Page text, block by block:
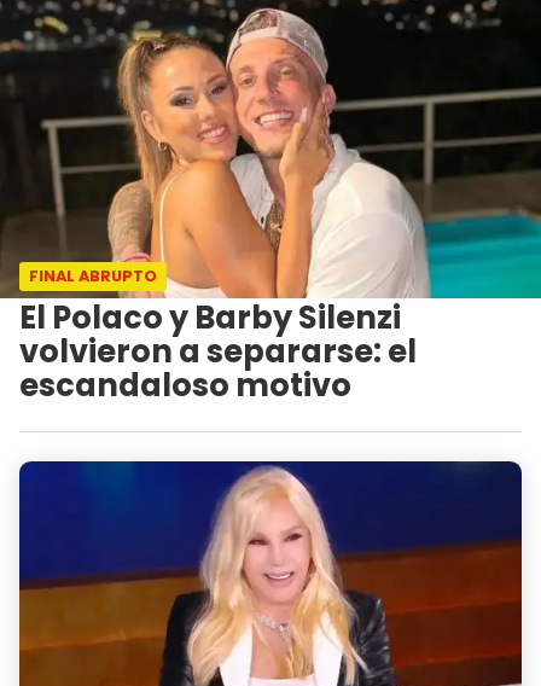
FINAL ABRUPTO
El Polaco y Barby Silenzi
volvieron a separarse: el
escandaloso motivo